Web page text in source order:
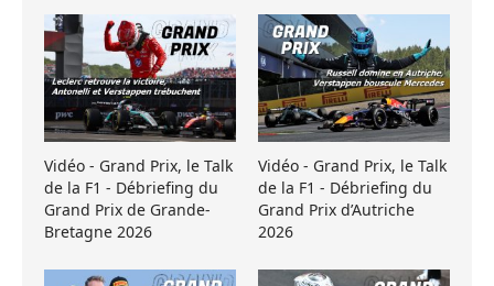
Vidéo - Grand Prix, le Talk
de la F1 - Débriefing du
Grand Prix de Grande-
Bretagne 2026
Vidéo - Grand Prix, le Talk
de la F1 - Débriefing du
Grand Prix d’Autriche
2026